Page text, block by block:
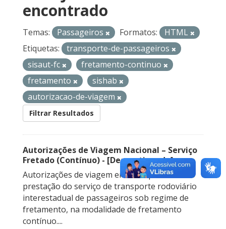
encontrado
Temas: Passageiros Formatos:
HTML
Etiquetas:
transporte-de-passageiros
sisaut-fc
fretamento-continuo
fretamento
sishab
autorizacao-de-viagem
Filtrar Resultados
Autorizações de Viagem Nacional – Serviço
Fretado (Contínuo) - [Descontinuado]
Autorizações de viagem emitidas para a
prestação do serviço de transporte rodoviário
interestadual de passageiros sob regime de
fretamento, na modalidade de fretamento
contínuo....